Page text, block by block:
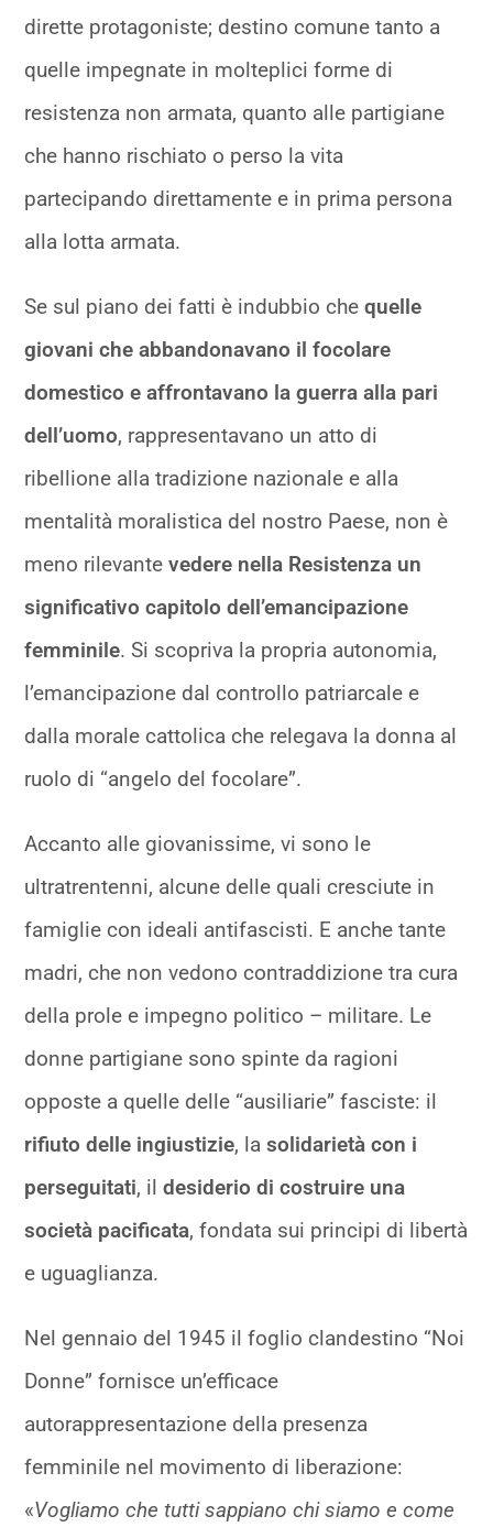
dirette protagoniste; destino comune tanto a
quelle impegnate in molteplici forme di
resistenza non armata, quanto alle partigiane
che hanno rischiato o perso la vita
partecipando direttamente e in prima persona
alla lotta armata.
Se sul piano dei fatti è indubbio chequelle
giovani che abbandonavano il focolare
domestico e affrontavano la guerra alla pari
dell’uomo, rappresentavano un atto di
ribellione alla tradizione nazionale e alla
mentalità moralistica del nostro Paese, non è
meno rilevantevedere nella Resistenza un
significativo capitolo dell’emancipazione
femminile. Si scopriva la propria autonomia,
l’emancipazione dal controllo patriarcale e
dalla morale cattolica che relegava la donna al
ruolo di “angelo del focolare”.
Accanto alle giovanissime, vi sono le
ultratrentenni, alcune delle quali cresciute in
famiglie con ideali antifascisti. E anche tante
madri, che non vedono contraddizione tra cura
della prole e impegno politico – militare. Le
donne partigiane sono spinte da ragioni
opposte a quelle delle “ausiliarie” fasciste: il
rifiuto delle ingiustizie, lasolidarietà con i
perseguitati, ildesiderio di costruire una
società pacificata, fondata sui principi di libertà
e uguaglianza.
Nel gennaio del 1945 il foglio clandestino “Noi
Donne” fornisce un’efficace
autorappresentazione della presenza
femminile nel movimento di liberazione:
«Vogliamo che tutti sappiano chi siamo e come